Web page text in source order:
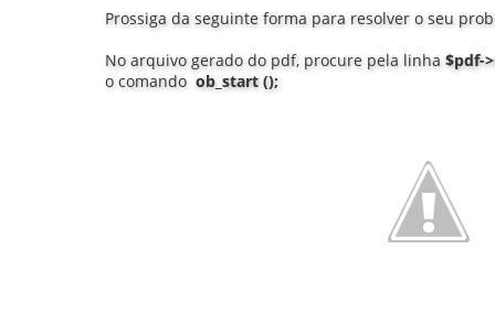
Prossiga da seguinte forma para resolver o seu
No arquivo gerado do pdf, procure pela linha $pdf-
o comando ob_start ();